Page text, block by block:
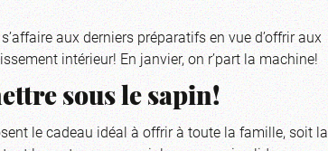
aux derniers préparatifs en vue d’offrir aux
intérieur! En janvier, on r’part la machine!
sous le sapin!
le cadeau idéal à offrir à toute la famille, soit la